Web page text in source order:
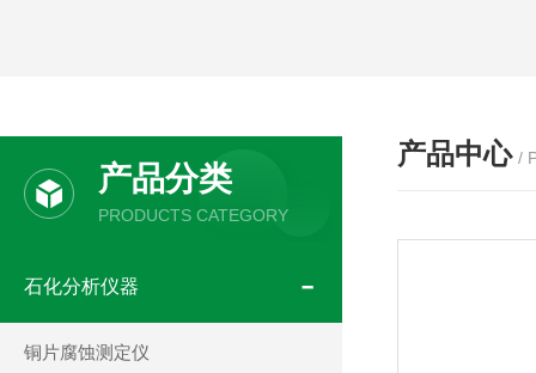
产品中心 /
产品分类
PRODUCTS CATEGORY
石化分析仪器
铜片腐蚀测定仪